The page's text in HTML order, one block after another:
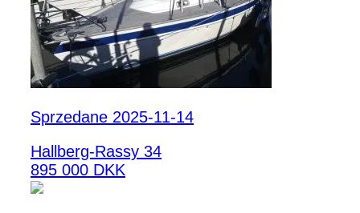
Sprzedane 2025-11-14
Hallberg-Rassy 34
895 000 DKK